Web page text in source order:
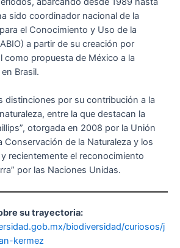
sido coordinador nacional de la
el Conocimiento y Uso de la
a partir de su creación por
como propuesta de México a la
Brasil.
distinciones por su contribución a la
entre la que destacan la
otorgada en 2008 por la Unión
Conservación de la Naturaleza y los
recientemente el reconocimiento
por las Naciones Unidas.
su trayectoria:
biodiversidad/curiosos/j
kermez